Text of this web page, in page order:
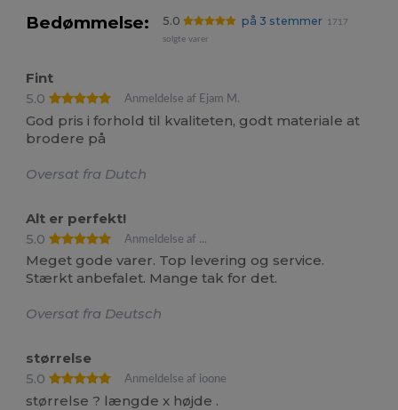
Bedømmelse: 5.0 på 3 stemmer
1717
solgte varer
Fint
5.0
Anmeldelse af Ejam M.
God pris i forhold til kvaliteten, godt materiale at
brodere på
Oversat fra Dutch
Alt er perfekt!
5.0
Anmeldelse af ...
Meget gode varer. Top levering og service.
Stærkt anbefalet. Mange tak for det.
Oversat fra Deutsch
størrelse
5.0
Anmeldelse af ioone
størrelse ? længde x højde .